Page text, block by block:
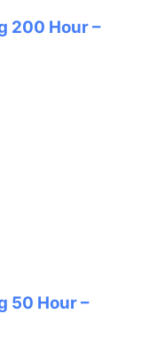
200 Hour –
50 Hour –